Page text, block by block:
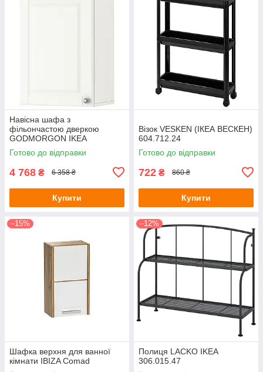
Навісна шафа з
фільончастою дверкою
GODMORGON IKEA
803.890.92
Готово до відправки
4 768 ₴ 6 358 ₴
Купити
Візок VESKEN (ІКЕА ВЕСКЕН)
604.712.24
Готово до відправки
722 ₴ 860 ₴
Купити
–15%
Шафка верхня для ванної
кімнати IBIZA Comad
–12%
Полиця LACKO IKEA
306.015.47